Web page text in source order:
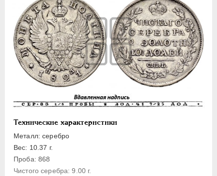
Технические характеристики
Металл: серебро
Вес: 10.37 г.
Проба: 868
Чистого серебра: 9.00 г.
АЛЕКСАНДР I 1801-1825
Золото
Серебро
1 рубль
Полтина
Полуполтинник
5 копеек
Медь
Пробные и новодельные
Для Грузии